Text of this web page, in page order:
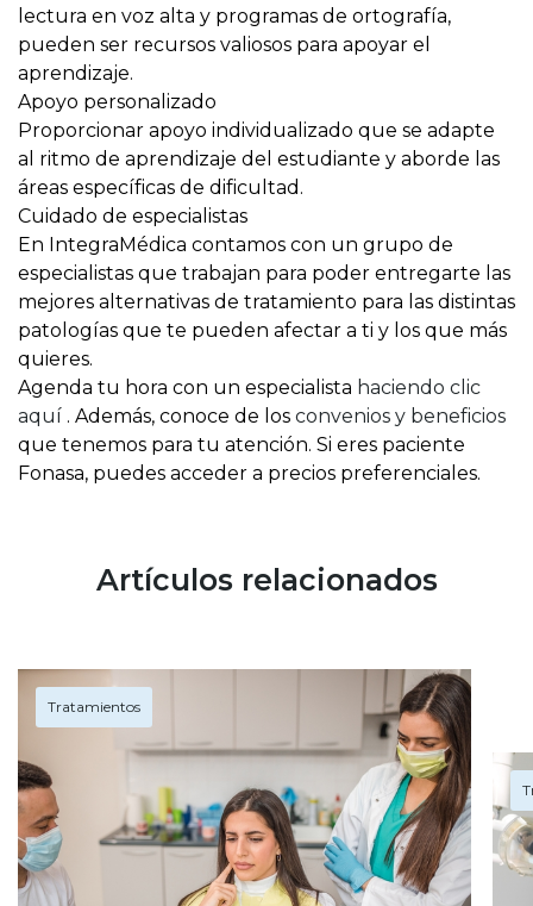
lectura en voz alta y programas de ortografía,
pueden ser recursos valiosos para apoyar el
aprendizaje.
Apoyo personalizado
Proporcionar apoyo individualizado que se adapte
al ritmo de aprendizaje del estudiante y aborde las
áreas específicas de dificultad.
Cuidado de especialistas
En IntegraMédica contamos con un grupo de
especialistas que trabajan para poder entregarte las
mejores alternativas de tratamiento para las distintas
patologías que te pueden afectar a ti y los que más
quieres.
Agenda tu hora con un especialista haciendo clic
aquí . Además, conoce de los convenios y beneficios
que tenemos para tu atención. Si eres paciente
Fonasa, puedes acceder a precios preferenciales.
Artículos relacionados
Tratamientos